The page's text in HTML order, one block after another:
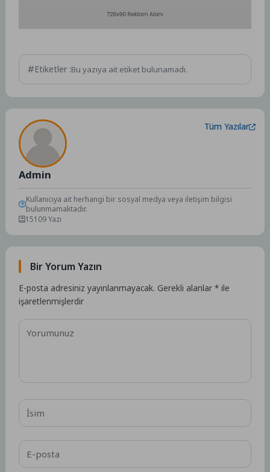
Etiketler :Bu yazıya ait etiket bulunamadı.
Admin
Tüm Yazılar
Kullanıcıya ait herhangi bir sosyal medya veya iletişim bilgisi
bulunmamaktadır.
15109 Yazı
Bir Yorum Yazın
E-posta adresiniz yayınlanmayacak. Gerekli alanlar* ile
işaretlenmişlerdir